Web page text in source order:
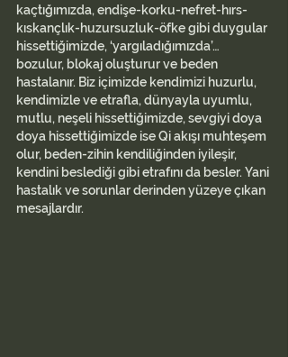
kaçtığımızda, endişe-korku-nefret-hırs-
kıskançlık-huzursuzluk-öfke gibi duygular
hissettiğimizde, ‘yargıladığımızda’…
bozulur, blokaj oluşturur ve beden
hastalanır. Biz içimizde kendimizi huzurlu,
kendimizle ve etrafla, dünyayla uyumlu,
mutlu, neşeli hissettiğimizde, sevgiyi doya
doya hissettiğimizde ise Qi akışı muhteşem
olur, beden-zihin kendiliğinden iyileşir,
kendini beslediği gibi etrafını da besler. Yani
hastalık ve sorunlar derinden yüzeye çıkan
mesajlardır.